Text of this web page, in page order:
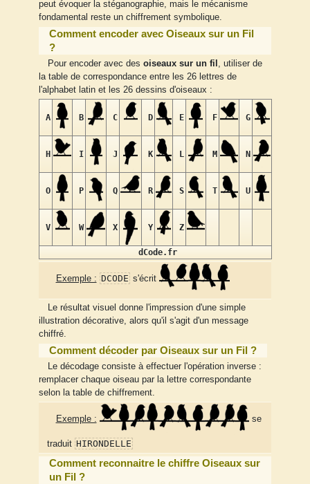
peut évoquer la stéganographie, mais le mécanisme
fondamental reste un chiffrement symbolique.
Comment encoder avec Oiseaux sur un Fil
?
Pour encoder avec des oiseaux sur un fil
, utiliser de
la table de correspondance entre les 26 lettres de
l'alphabet latin et les 26 dessins d'oiseaux :
A B C D E F G
H I J K L M N
O P Q R S T U
V W X Y Z
dCode.fr
Exemple : DCODEs'écrit
Le résultat visuel donne l'impression d'une simple
illustration décorative, alors qu'il s'agit d'un message
chiffré.
Comment décoder par Oiseaux sur un Fil ?
Le décodage consiste à effectuer l'opération inverse :
remplacer chaque oiseau par la lettre correspondante
selon la table de chiffrement.
Exemple : se
traduit HIRONDELLE
Comment reconnaitre le chiffre Oiseaux sur
un Fil ?